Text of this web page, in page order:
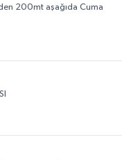
200mt aşağıda Cuma